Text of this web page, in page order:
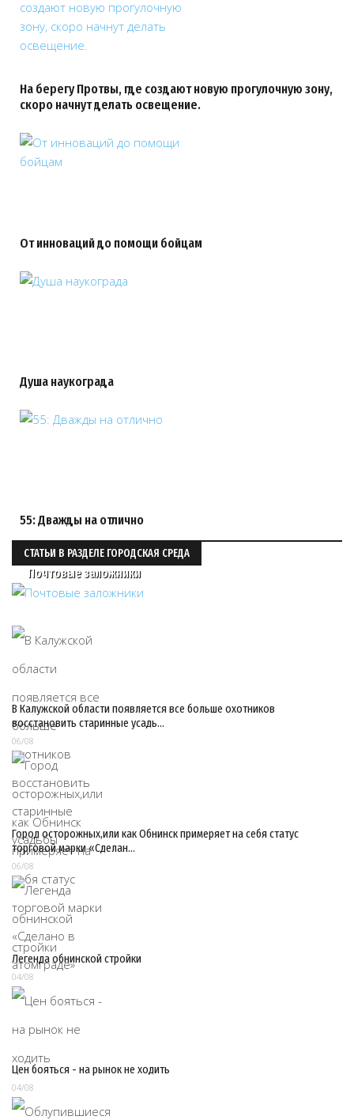
На берегу Протвы, где создают новую прогулочную зону,
скоро начнут делать освещение.
От инноваций до помощи бойцам
Душа наукограда
55: Дважды на отлично
СТАТЬИ В РАЗДЕЛЕ ГОРОДСКАЯ СРЕДА
Почтовые заложники
В Калужской области появляется все больше охотников
восстановить старинные усадь…
06/08
Город осторожных,или как Обнинск примеряет на себя статус
торговой марки «Сделан…
06/08
Легенда обнинской стройки
04/08
Цен бояться - на рынок не ходить
04/08